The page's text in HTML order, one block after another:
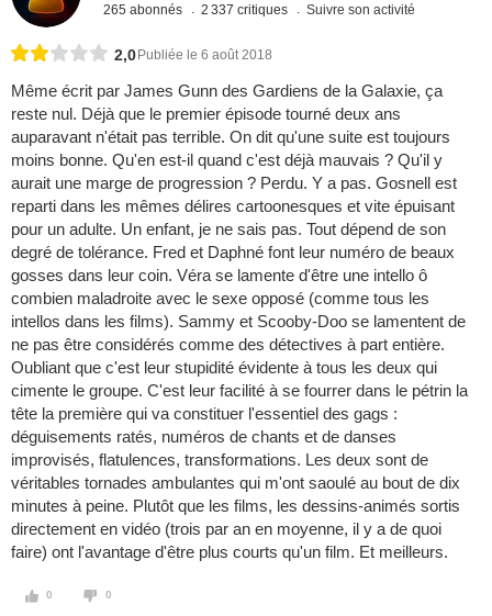
265 abonnés 2 337 critiques Suivre son activité
2,0 Publiée le 6 août 2018
Même écrit par James Gunn des Gardiens de la Galaxie, ça
reste nul. Déjà que le premier épisode tourné deux ans
auparavant n'était pas terrible. On dit qu'une suite est toujours
moins bonne. Qu'en est-il quand c'est déjà mauvais ? Qu'il y
aurait une marge de progression ? Perdu. Y a pas. Gosnell est
reparti dans les mêmes délires cartoonesques et vite épuisant
pour un adulte. Un enfant, je ne sais pas. Tout dépend de son
degré de tolérance. Fred et Daphné font leur numéro de beaux
gosses dans leur coin. Véra se lamente d'être une intello ô
combien maladroite avec le sexe opposé (comme tous les
intellos dans les films). Sammy et Scooby-Doo se lamentent de
ne pas être considérés comme des détectives à part entière.
Oubliant que c'est leur stupidité évidente à tous les deux qui
cimente le groupe. C'est leur facilité à se fourrer dans le pétrin la
tête la première qui va constituer l'essentiel des gags :
déguisements ratés, numéros de chants et de danses
improvisés, flatulences, transformations. Les deux sont de
véritables tornades ambulantes qui m'ont saoulé au bout de dix
minutes à peine. Plutôt que les films, les dessins-animés sortis
directement en vidéo (trois par an en moyenne, il y a de quoi
faire) ont l'avantage d'être plus courts qu'un film. Et meilleurs.
0 0